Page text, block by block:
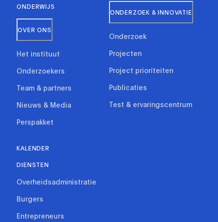
ONDERWIJS
OVER ONS
Het instituut
Onderzoekers
Team & partners
Nieuws & Media
Perspakket
ONDERZOEK & INNOVATIE
Onderzoek
Projecten
Project prioriteiten
Publicaties
Test & ervaringscentrum
KALENDER
DIENSTEN
Overheidsadministratie
Burgers
Entrepreneurs